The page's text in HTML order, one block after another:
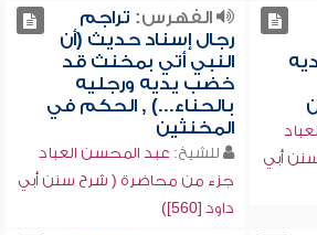
أبي
الفهرس: تراجم
رجال إسناد حديث (أن
النبي أتي بمخنث قد
خضب يديه ورجليه
بالحناء...) , الحكم في
المخنثين
للشيخ: عبد المحسن العباد
جزء من محاضرة ( شرح سنن أبي
داود [560])